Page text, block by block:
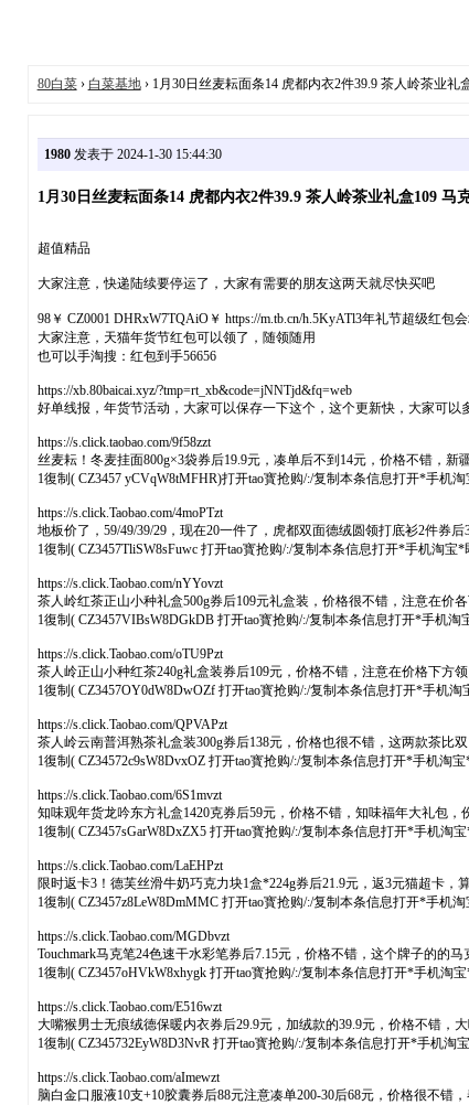
80白菜› 白菜基地› 1月30日丝麦耘面条14 虎都内衣2件39.9 茶人岭茶业礼
1980发表于 2024-1-30 15:44:30
1月30日丝麦耘面条14 虎都内衣2件39.9 茶人岭茶业礼盒109
超值精品
大家注意，快递陆续要停运了，大家有需要的朋友这两天就尽快买吧
98￥ CZ0001 DHRxW7TQAiO￥ https://m.tb.cn/h.5KyATl3年礼节超级红包
大家注意，天猫年货节红包可以领了，随领随用
也可以手淘搜：红包到手56656
https://xb.80baicai.xyz/?tmp=rt_xb&code=jNNTjd&fq=web
好单线报，年货节活动，大家可以保存一下这个，这个更新快，大家可以
https://s.click.taobao.com/9f58zzt
丝麦耘！冬麦挂面800g×3袋券后19.9元，凑单后不到14元，价格不错，
1復制( CZ3457 yCVqW8tMFHR)打开tao寳抢购/:/复制本条信息打开*手机
https://s.click.Taobao.com/4moPTzt
地板价了，59/49/39/29，现在20一件了，虎都双面德绒圆领打底衫2件券
1復制( CZ3457TliSW8sFuwc 打开tao寳抢购/:/复制本条信息打开*手机淘宝*
https://s.click.Taobao.com/nYYovzt
茶人岭红茶正山小种礼盒500g券后109元礼盒装，价格很不错，注意在价
1復制( CZ3457VIBsW8DGkDB 打开tao寳抢购/:/复制本条信息打开*手机淘
https://s.click.Taobao.com/oTU9Pzt
茶人岭正山小种红茶240g礼盒装券后109元，价格不错，注意在价格下方
1復制( CZ3457OY0dW8DwOZf 打开tao寳抢购/:/复制本条信息打开*手机淘
https://s.click.Taobao.com/QPVAPzt
茶人岭云南普洱熟茶礼盒装300g券后138元，价格也很不错，这两款茶比
1復制( CZ34572c9sW8DvxOZ 打开tao寳抢购/:/复制本条信息打开*手机淘
https://s.click.Taobao.com/6S1mvzt
知味观年货龙吟东方礼盒1420克券后59元，价格不错，知味福年大礼包
1復制( CZ3457sGarW8DxZX5 打开tao寳抢购/:/复制本条信息打开*手机淘
https://s.click.Taobao.com/LaEHPzt
限时返卡3！德芙丝滑牛奶巧克力块1盒*224g券后21.9元，返3元猫超卡
1復制( CZ3457z8LeW8DmMMC 打开tao寳抢购/:/复制本条信息打开*手机
https://s.click.Taobao.com/MGDbvzt
Touchmark马克笔24色速干水彩笔券后7.15元，价格不错，这个牌子的的
1復制( CZ3457oHVkW8xhygk 打开tao寳抢购/:/复制本条信息打开*手机淘
https://s.click.Taobao.com/E516wzt
大嘴猴男士无痕绒德保暖内衣券后29.9元，加绒款的39.9元，价格不错
1復制( CZ345732EyW8D3NvR 打开tao寳抢购/:/复制本条信息打开*手机淘
https://s.click.Taobao.com/aImewzt
脑白金口服液10支+10胶囊券后88元注意凑单200-30后68元，价格很不